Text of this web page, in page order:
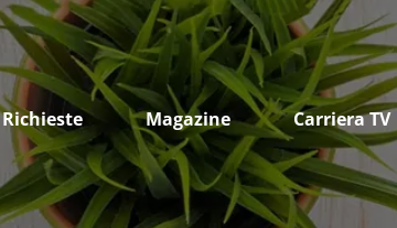
Richieste Magazine Carriera TV